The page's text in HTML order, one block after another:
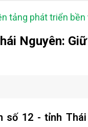
tảng phát triển bền
Nguyên:
số 12 - tỉnh